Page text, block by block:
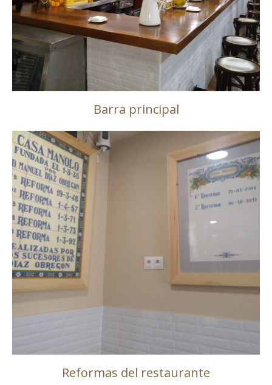
Barra principal
Reformas del restaurante